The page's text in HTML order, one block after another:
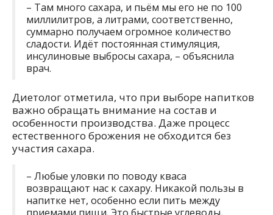
– Там много сахара, и пьём мы его не по 100
миллилитров, а литрами, соответственно,
суммарно получаем огромное количество
сладости. Идёт постоянная стимуляция,
инсулиновые выбросы сахара, – объяснила
врач.
Диетолог отметила, что при выборе напитков
важно обращать внимание на состав и
особенности производства. Даже процесс
естественного брожения не обходится без
участия сахара.
– Любые уловки по поводу кваса
возвращают нас к сахару. Никакой пользы в
напитке нет, особенно если пить между